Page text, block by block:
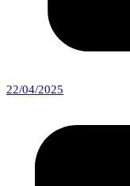
22/04/2025